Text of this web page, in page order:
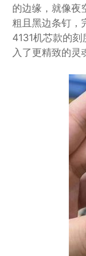
的边缘，就像夜
粗且黑边条钉，
4131机芯款的
入了更精致的灵